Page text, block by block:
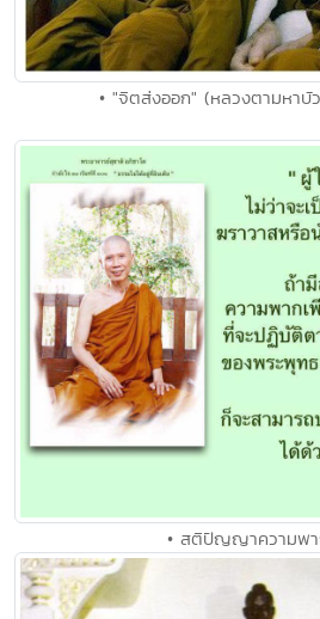
• "จิตส่งออก" (หลวงตามหา
• สติปัญญาความพา